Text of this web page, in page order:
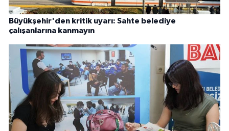
Büyükşehir'den kritik uyarı: Sahte belediye
çalışanlarına kanmayın